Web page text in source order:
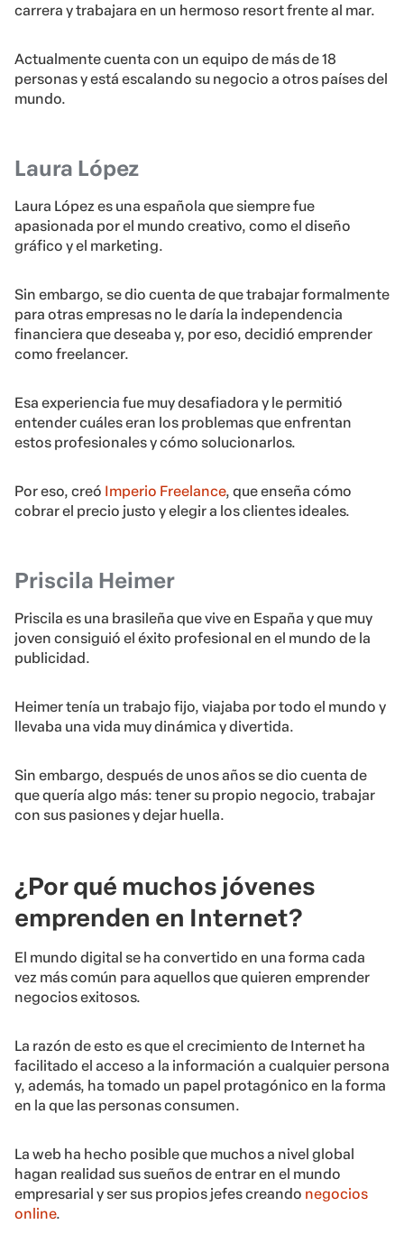
carrera y trabajara en un hermoso resort frente al mar.
Actualmente cuenta con un equipo de más de 18
personas y está escalando su negocio a otros países del
mundo.
Laura López
Laura López es una española que siempre fue
apasionada por el mundo creativo, como el diseño
gráfico y el marketing.
Sin embargo, se dio cuenta de que trabajar formalmente
para otras empresas no le daría la independencia
financiera que deseaba y, por eso, decidió emprender
como freelancer.
Esa experiencia fue muy desafiadora y le permitió
entender cuáles eran los problemas que enfrentan
estos profesionales y cómo solucionarlos.
Por eso, creó Imperio Freelance, que enseña cómo
cobrar el precio justo y elegir a los clientes ideales.
Priscila Heimer
Priscila es una brasileña que vive en España y que muy
joven consiguió el éxito profesional en el mundo de la
publicidad.
Heimer tenía un trabajo fijo, viajaba por todo el mundo y
llevaba una vida muy dinámica y divertida.
Sin embargo, después de unos años se dio cuenta de
que quería algo más: tener su propio negocio, trabajar
con sus pasiones y dejar huella.
¿Por qué muchos jóvenes
emprenden en Internet?
El mundo digital se ha convertido en una forma cada
vez más común para aquellos que quieren emprender
negocios exitosos.
La razón de esto es que el crecimiento de Internet ha
facilitado el acceso a la información a cualquier persona
y, además, ha tomado un papel protagónico en la forma
en la que las personas consumen.
La web ha hecho posible que muchos a nivel global
hagan realidad sus sueños de entrar en el mundo
empresarial y ser sus propios jefes creando negocios
online.